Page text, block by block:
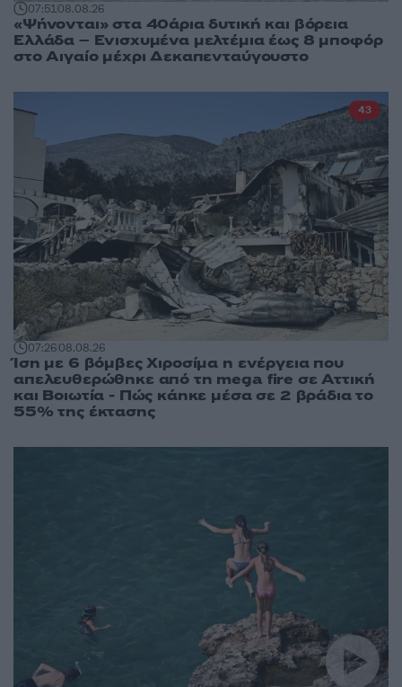
07:5108.08.26
«Ψήνονται» στα 40άρια δυτική και βόρεια
Ελλάδα – Ενισχυμένα μελτέμια έως 8 μποφόρ
στο Αιγαίο μέχρι Δεκαπενταύγουστο
07:2608.08.26
Ίση με 6 βόμβες Χιροσίμα η ενέργεια που
απελευθερώθηκε από τη mega fire σε Αττική
και Βοιωτία - Πώς κάηκε μέσα σε 2 βράδια το
55% της έκτασης
43